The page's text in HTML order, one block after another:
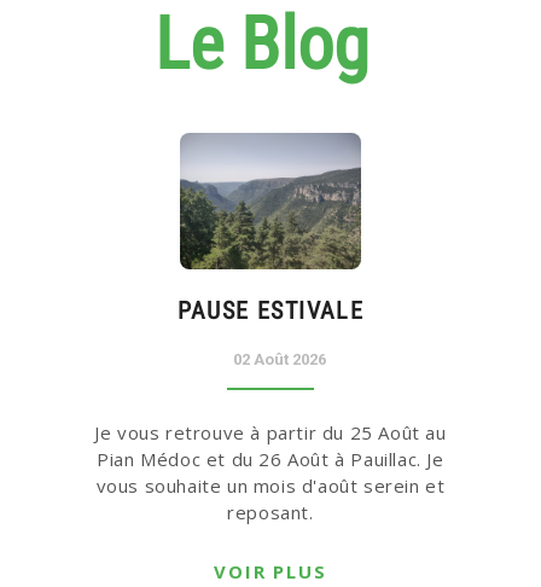
Le Blog
PAUSE ESTIVALE
02 Août 2026
Je vous retrouve à partir du 25 Août au
Pian Médoc et du 26 Août à Pauillac. Je
vous souhaite un mois d'août serein et
reposant.
VOIR PLUS